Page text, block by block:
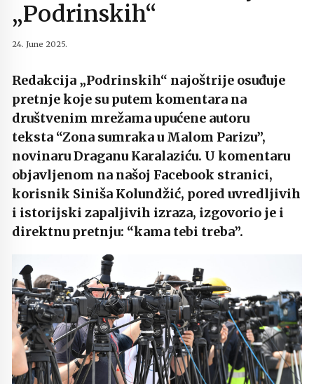
„Podrinskih“
24. June 2025.
Redakcija „Podrinskih“ najoštrije osuđuje
pretnje koje su putem komentara na
društvenim mrežama upućene autoru
teksta “Zona sumraka u Malom Parizu”,
novinaru Draganu Karalaziću. U komentaru
objavljenom na našoj Facebook stranici,
korisnik Siniša Kolundžić, pored uvredljivih
i istorijski zapaljivih izraza, izgovorio je i
direktnu pretnju: “kama tebi treba”.